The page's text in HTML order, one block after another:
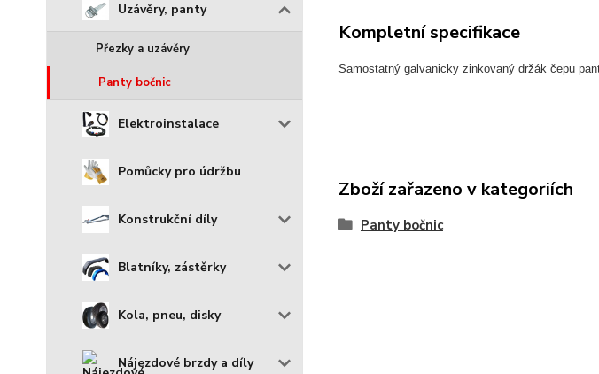
Uzávěry, panty
Přezky a uzávěry
Panty bočnic
Elektroinstalace
Pomůcky pro údržbu
Konstrukční díly
Blatníky, zástěrky
Kola, pneu, disky
Nájezdové brzdy a díly
Kompletní specifikace
Samostatný galvanicky zinkovaný držák čepu
Zboží zařazeno v kategoriích
Panty bočnic